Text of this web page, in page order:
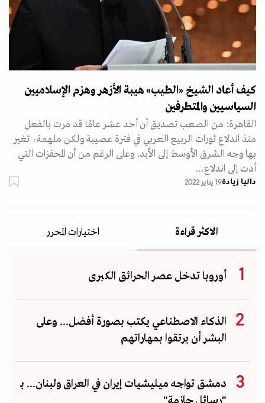
كيف أعاد الشيخ «الطيب» هيبة الأزهر وهزم الإسلاميين
السياسيين والمتطرفين
القاهرة: من الصعب تصديق أن أحد عشر عامًا قد مرت بالفعل
منذ اندلاع ثورات الربيع العربي في فترة عصيبة ولكن ملهمة، تغير
بها وجه الشرق الأوسط إلى الأبد. وعلى الرغم من أن المحفزات التي
أدت إلى اندلاع…
داليا زيادة19 يناير 2022
الاكثر قراءة اختيارات المحرر
أوروبا تدخل عصر الحرائق الكبرى
الذكاء الاصطناعي يكتب بصورة أفضل... وعلى
البشر أن يرتقوا بمهاراتهم
دمشق تواجه ميليشيات إيران في العراق ولبنان... بـ